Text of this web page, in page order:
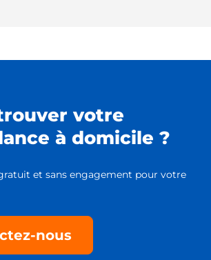
votre
à domicile ?
et sans engagement pour votre
nous